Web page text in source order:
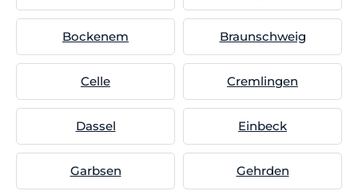
Bockenem Braunschweig
Celle Cremlingen
Dassel Einbeck
Garbsen Gehrden